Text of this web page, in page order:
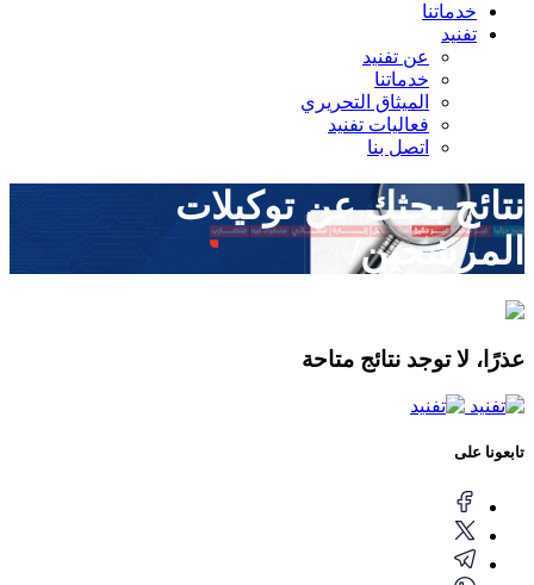
خدماتنا
تفنيد
عن تفنيد
خدماتنا
الميثاق التحريري
فعاليات تفنيد
اتصل بنا
نتائج بحثك عنتوكيلات
المرشحين/
عذرًا، لا توجد نتائج متاحة
تابعونا على